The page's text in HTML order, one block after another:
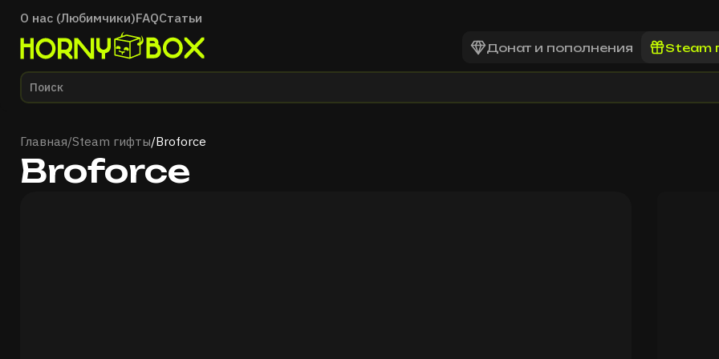
О нас (Любимчики)FAQСтатьи
Главная
Донат и пополнения Steam
Главная/Steam гифты/Broforce
Broforce